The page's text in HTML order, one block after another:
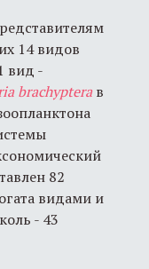
14 видов
вид -
brachypteraв
82
видами и
- 43